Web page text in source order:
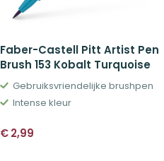
Faber-Castell Pitt Artist Pen
Brush 153 Kobalt Turquoise
Gebruiksvriendelijke brushpen
Intense kleur
€2,99